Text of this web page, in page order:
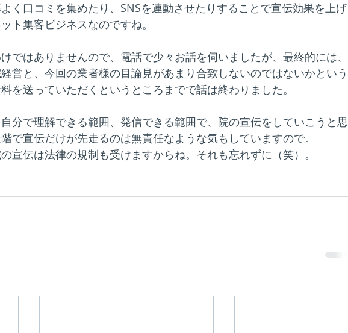
く口コミを集めたり、SNSを連動させたりすることで宣伝効果を上げ
ト集客ビジネスなのですね。
ではありませんので、電話で少々お話を伺いましたが、最終的には、
営と、今回の業者様の目論見があまり合致しないのではないかという
を送っていただくというところまでで話は終わりました。
分で理解できる範囲、発信できる範囲で、院の宣伝をしていこうと思
で宣伝だけが先走るのは無責任なような気もしていますので。
宣伝は法律の規制も受けますからね。それも忘れずに（笑）。